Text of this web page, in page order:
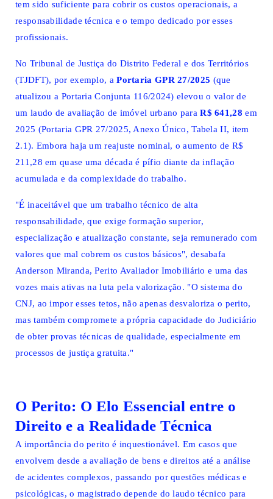
tem sido suficiente para cobrir os custos operacionais, a
responsabilidade técnica e o tempo dedicado por esses
profissionais.
No Tribunal de Justiça do Distrito Federal e dos Territórios
(TJDFT), por exemplo, aPortaria GPR 27/2025 (que
atualizou a Portaria Conjunta 116/2024) elevou o valor de
um laudo de avaliação de imóvel urbano paraR$ 641,28 em
2025 (Portaria GPR 27/2025, Anexo Único, Tabela II, item
2.1). Embora haja um reajuste nominal, o aumento de R$
211,28 em quase uma década é pífio diante da inflação
acumulada e da complexidade do trabalho.
"É inaceitável que um trabalho técnico de alta
responsabilidade, que exige formação superior,
especialização e atualização constante, seja remunerado com
valores que mal cobrem os custos básicos", desabafa
Anderson Miranda, Perito Avaliador Imobiliário e uma das
vozes mais ativas na luta pela valorização. "O sistema do
CNJ, ao impor esses tetos, não apenas desvaloriza o perito,
mas também compromete a própria capacidade do Judiciário
de obter provas técnicas de qualidade, especialmente em
processos de justiça gratuita."
O Perito: O Elo Essencial entre o
Direito e a Realidade Técnica
A importância do perito é inquestionável. Em casos que
envolvem desde a avaliação de bens e direitos até a análise
de acidentes complexos, passando por questões médicas e
psicológicas, o magistrado depende do laudo técnico para